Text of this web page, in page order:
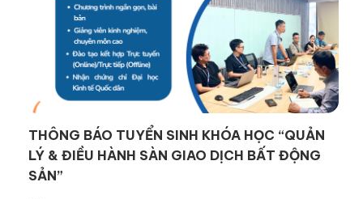
THÔNG BÁO TUYỂN SINH KHÓA HỌC “QUẢN
LÝ & ĐIỀU HÀNH SÀN GIAO DỊCH BẤT ĐỘNG
SẢN”